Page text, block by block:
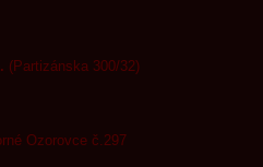
(Partizánska 300/32)
Ozorovce č.297